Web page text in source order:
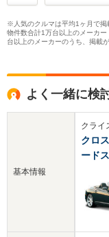
※人気のクルマは平均1ヶ月で掲
物件数合計1万台以上のメーカ
台以上のメーカーのうち、掲載
よく一緒に検
基本情報
クライ
クロ
ード